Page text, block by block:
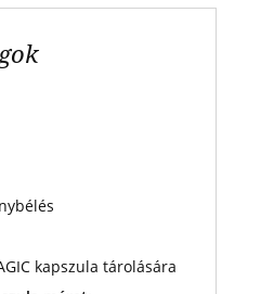
kapszula tárolására